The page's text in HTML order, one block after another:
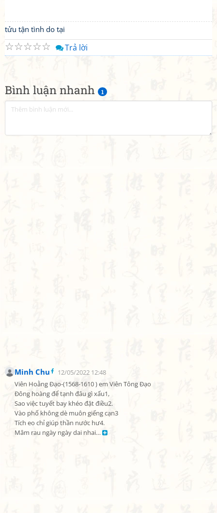
Bình luận nhanh 1
Minh Chu
12/05/2022 12:48
Viên Hoằng Đạo-(1568-1610 ) em Viên Tông Đạo
Đông hoàng để tạnh đâu gì xấu1,
Sao việc tuyết bay khéo đặt điều2.
Vào phố không dè muôn giếng cạn3
Tích eo chỉ giúp thần nước hư4.
Mâm rau ngày ngày dai nhai…
tửu tận tình do tại
☆
☆
☆
☆
☆ Trả lời